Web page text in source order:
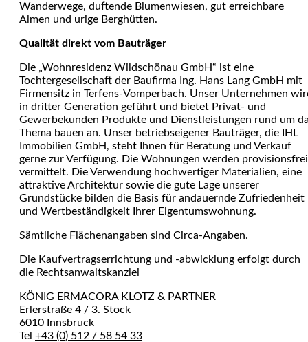
Wanderwege, duftende Blumenwiesen, gut erreichbare
Almen und urige Berghütten.
Qualität direkt vom Bauträger
Die „Wohnresidenz Wildschönau GmbH“ ist eine
Tochtergesellschaft der Baufirma Ing. Hans Lang GmbH mit
Firmensitz in Terfens-Vomperbach. Unser Unternehmen
in dritter Generation geführt und bietet Privat- und
Gewerbekunden Produkte und Dienstleistungen rund um
Thema bauen an. Unser betriebseigener Bauträger, die IHL
Immobilien GmbH, steht Ihnen für Beratung und Verkauf
gerne zur Verfügung. Die Wohnungen werden provisionsfrei
vermittelt. Die Verwendung hochwertiger Materialien, eine
attraktive Architektur sowie die gute Lage unserer
Grundstücke bilden die Basis für andauernde Zufriedenheit
und Wertbeständigkeit Ihrer Eigentumswohnung.
Sämtliche Flächenangaben sind Circa-Angaben.
Die Kaufvertragserrichtung und -abwicklung erfolgt durch
die Rechtsanwaltskanzlei
KÖNIG ERMACORA KLOTZ & PARTNER
Erlerstraße 4 / 3. Stock
6010 Innsbruck
Tel +43 (0) 512 / 58 54 33